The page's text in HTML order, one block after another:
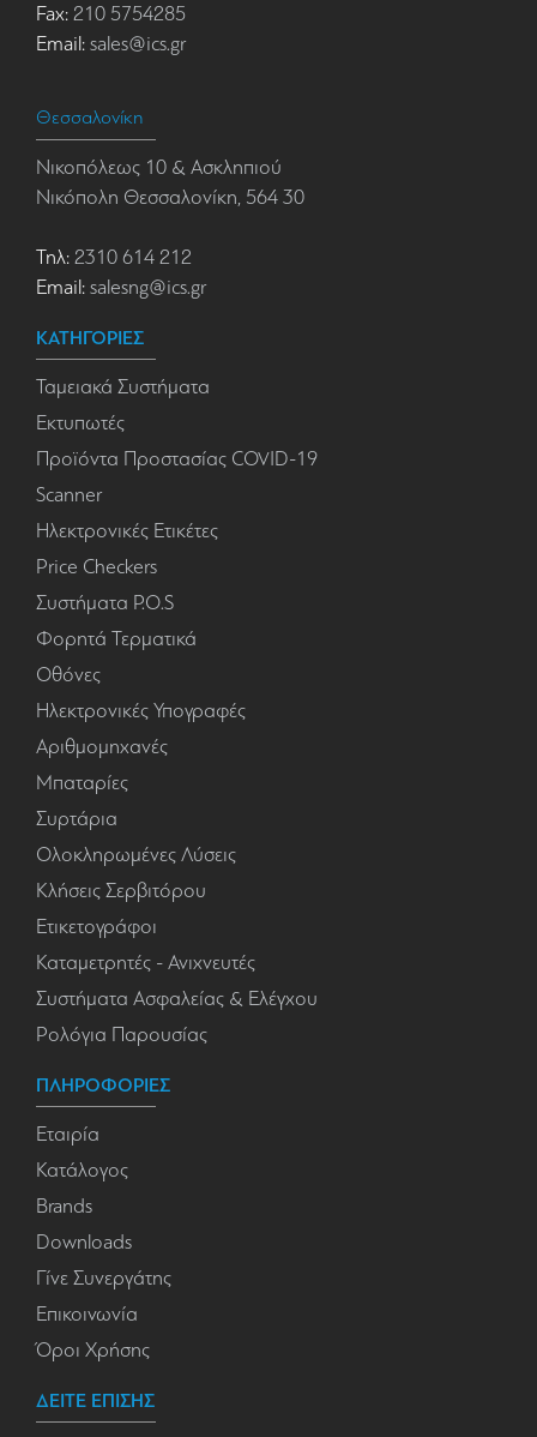
Fax: 210 5754285
Email: sales@ics.gr
Θεσσαλονίκη
Νικοπόλεως 10 & Ασκληπιού
Νικόπολη Θεσσαλονίκη, 564 30
Τηλ: 2310 614 212
Email: salesng@ics.gr
ΚΑΤΗΓΟΡΙΕΣ
Ταμειακά Συστήματα
Εκτυπωτές
Προϊόντα Προστασίας COVID-19
Scanner
Ηλεκτρονικές Ετικέτες
Price Checkers
Συστήματα P.O.S
Φορητά Τερματικά
Οθόνες
Ηλεκτρονικές Υπογραφές
Αριθμομηχανές
Μπαταρίες
Συρτάρια
Ολοκληρωμένες Λύσεις
Κλήσεις Σερβιτόρου
Ετικετογράφοι
Καταμετρητές - Ανιχνευτές
Συστήματα Ασφαλείας & Ελέγχου
Ρολόγια Παρουσίας
ΠΛΗΡΟΦΟΡΙΕΣ
Εταιρία
Κατάλογος
Brands
Downloads
Γίνε Συνεργάτης
Επικοινωνία
Όροι Χρήσης
ΔΕΙΤΕ ΕΠΙΣΗΣ